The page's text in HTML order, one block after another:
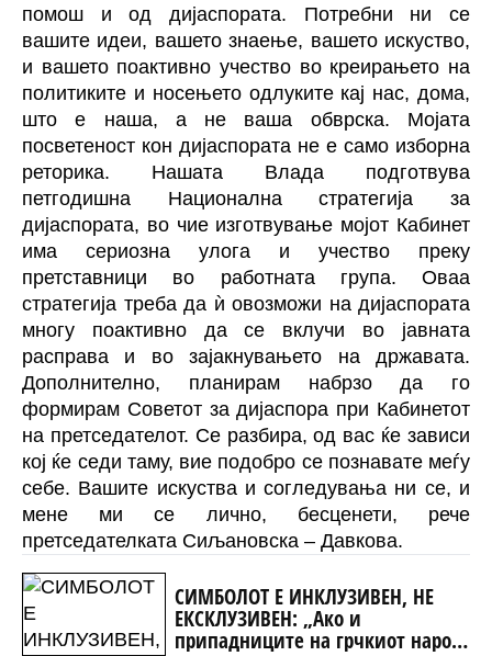
помош и од дијаспората. Потребни ни се
вашите идеи, вашето знаење, вашето искуство,
и вашето поактивно учество во креирањето на
политиките и носењето одлуките кај нас, дома,
што е наша, а не ваша обврска. Мојата
посветеност кон дијаспората не е само изборна
реторика. Нашата Влада подготвува
петгодишна Национална стратегија за
дијаспората, во чие изготвување мојот Кабинет
има сериозна улога и учество преку
претставници во работната група. Оваа
стратегија треба да ѝ овозможи на дијаспората
многу поактивно да се вклучи во јавната
расправа и во зајакнувањето на државата.
Дополнително, планирам набрзо да го
формирам Советот за дијаспора при Кабинетот
на претседателот. Се разбира, од вас ќе зависи
кој ќе седи таму, вие подобро се познавате меѓу
себе. Вашите искуства и согледувања ни се, и
мене ми се лично, бесценети, рече
претседателката Сиљановска – Давкова.
СИМБОЛОТ Е ИНКЛУЗИВЕН, НЕ
ЕКСКЛУЗИВЕН: „Ако и
припадниците на грчкиот народ